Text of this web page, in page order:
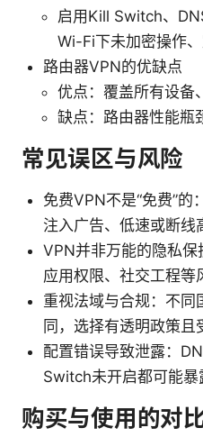
启用Kill Switch、
Wi-Fi下未加密操作
路由器VPN的优缺点
优点：覆盖所有设备
缺点：路由器性能瓶
常见误区与风险
免费VPN不是“免费”的
注入广告、低速或断线
VPN并非万能的隐私保
应用权限、社交工程等
重视法域与合规：不同
同，选择有透明政策且
配置错误导致泄露：
Switch未开启都可能暴
购买与使用的对